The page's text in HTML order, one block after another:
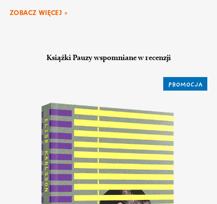
ZOBACZ WIĘCEJ »
Książki Pauzy wspomniane w recenzji
PROMOCJA